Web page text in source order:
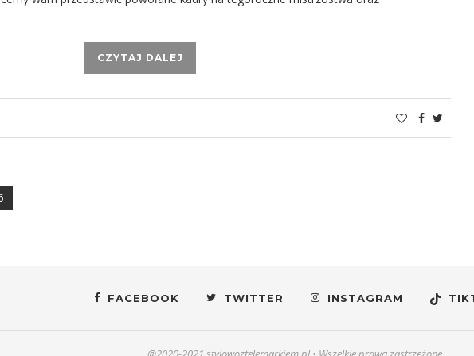
CZYTAJ DALEJ
FACEBOOK TWITTER INSTAGRAM